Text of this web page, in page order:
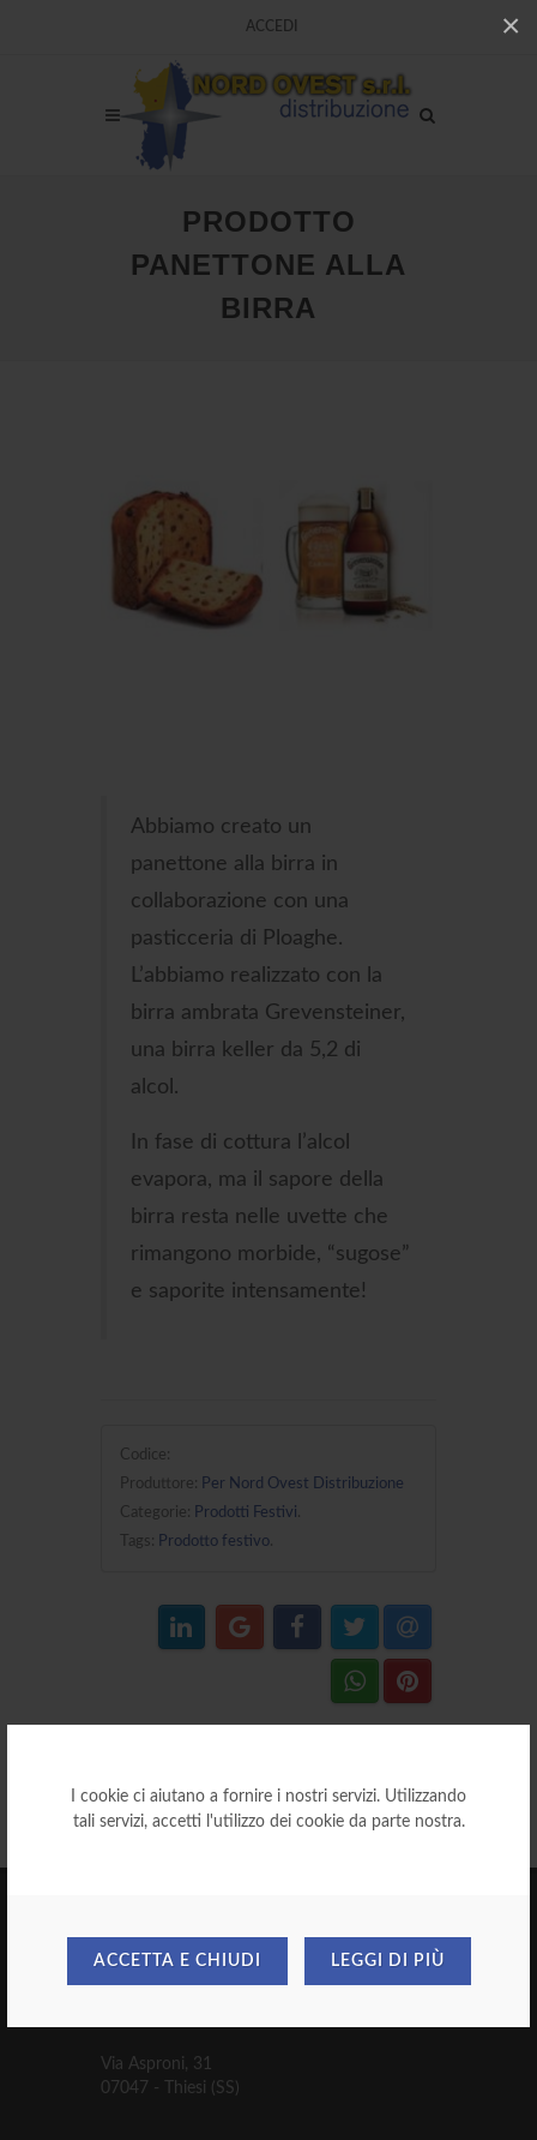
I cookie ci aiutano a fornire i nostri servizi. Utilizzando
tali servizi, accetti l'utilizzo dei cookie da parte nostra.
ACCETTA E CHIUDI LEGGI DI PIÙ
×
ACCEDI
PRODOTTO
PANETTONE ALLA
BIRRA
Abbiamo creato un
panettone alla birra in
collaborazione con una
pasticceria di Ploaghe.
L’abbiamo realizzato con la
birra ambrata Grevensteiner,
una birra keller da 5,2 di
alcol.
In fase di cottura l’alcol
evapora, ma il sapore della
birra resta nelle uvette che
rimangono morbide, “sugose”
e saporite intensamente!
Codice:
Produttore: Per Nord Ovest Distribuzione
Categorie: Prodotti Festivi.
Tags: Prodotto festivo.
NORD OVEST DISTRIBUZIONE
Via Asproni, 31
07047 - Thiesi (SS)